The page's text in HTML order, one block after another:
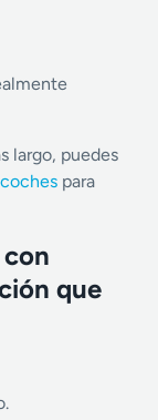
largo, puedes
para
que